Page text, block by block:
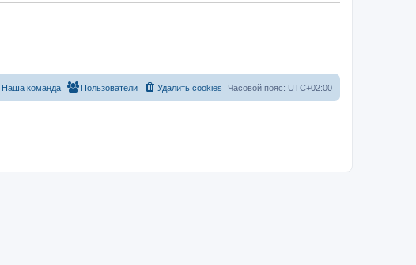
Часовой пояс: UTC+02:00
Удалить cookies
Пользователи
Наша команда